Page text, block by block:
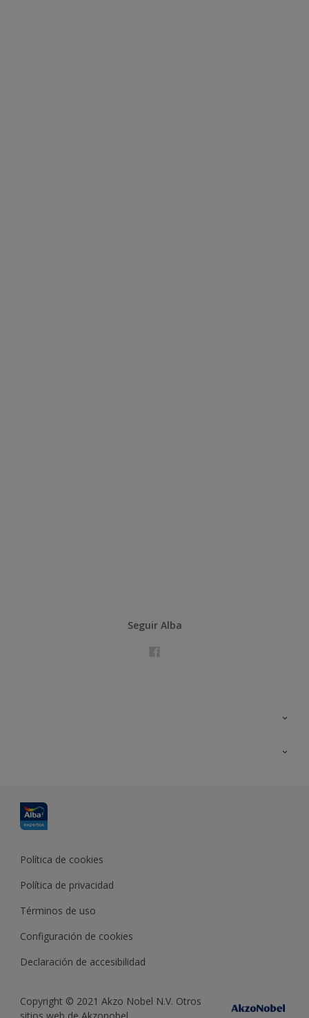
Seguir Alba
Política de cookies
Política de privacidad
Términos de uso
Configuración de cookies
Declaración de accesibilidad
Copyright © 2021 Akzo Nobel N.V. Otros
sitios web de Akzonobel